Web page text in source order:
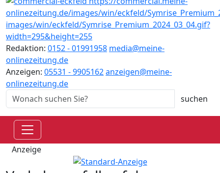
Redaktion: 0152 - 01991958 media@meine-
onlinezeitung.de
Anzeigen: 05531 - 9905162anzeigen@meine-
onlinezeitung.de
Anzeige